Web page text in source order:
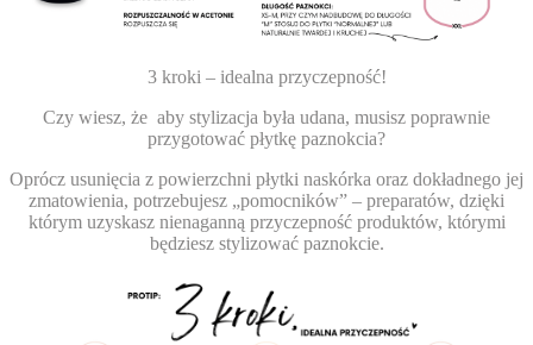
3 kroki – idealna przyczepność!
Czy wiesz, że aby stylizacja była udana, musisz poprawnie
przygotować płytkę paznokcia?
Oprócz usunięcia z powierzchni płytki naskórka oraz dokładnego jej
zmatowienia, potrzebujesz „pomocników” – preparatów, dzięki
którym uzyskasz nienaganną przyczepność produktów, którymi
będziesz stylizować paznokcie.